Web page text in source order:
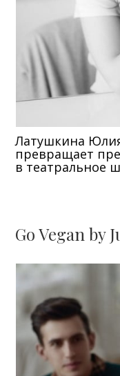
Латушкина
превращает
в театральное
Go Vegan by